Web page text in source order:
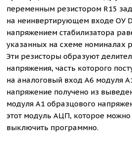
переменным резистором R15
на неинвертирующем входе ОУ
напряжением стабилизатора
указанных на схеме номиналах
Эти резисторы образуют
напряжения, часть которого
на аналоговый вход A6 модуля
напряжение получено из
модуля A1 образцового
этот модуль АЦП, которое
выключить программно.